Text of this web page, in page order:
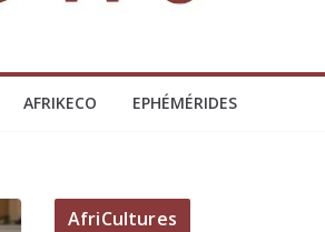
AFRIKECO EPHÉMÉRIDES
AfriCultures